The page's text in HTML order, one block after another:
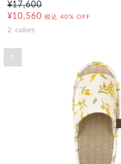
¥17,600
¥10,560 税込 40% OFF
2 colors
5